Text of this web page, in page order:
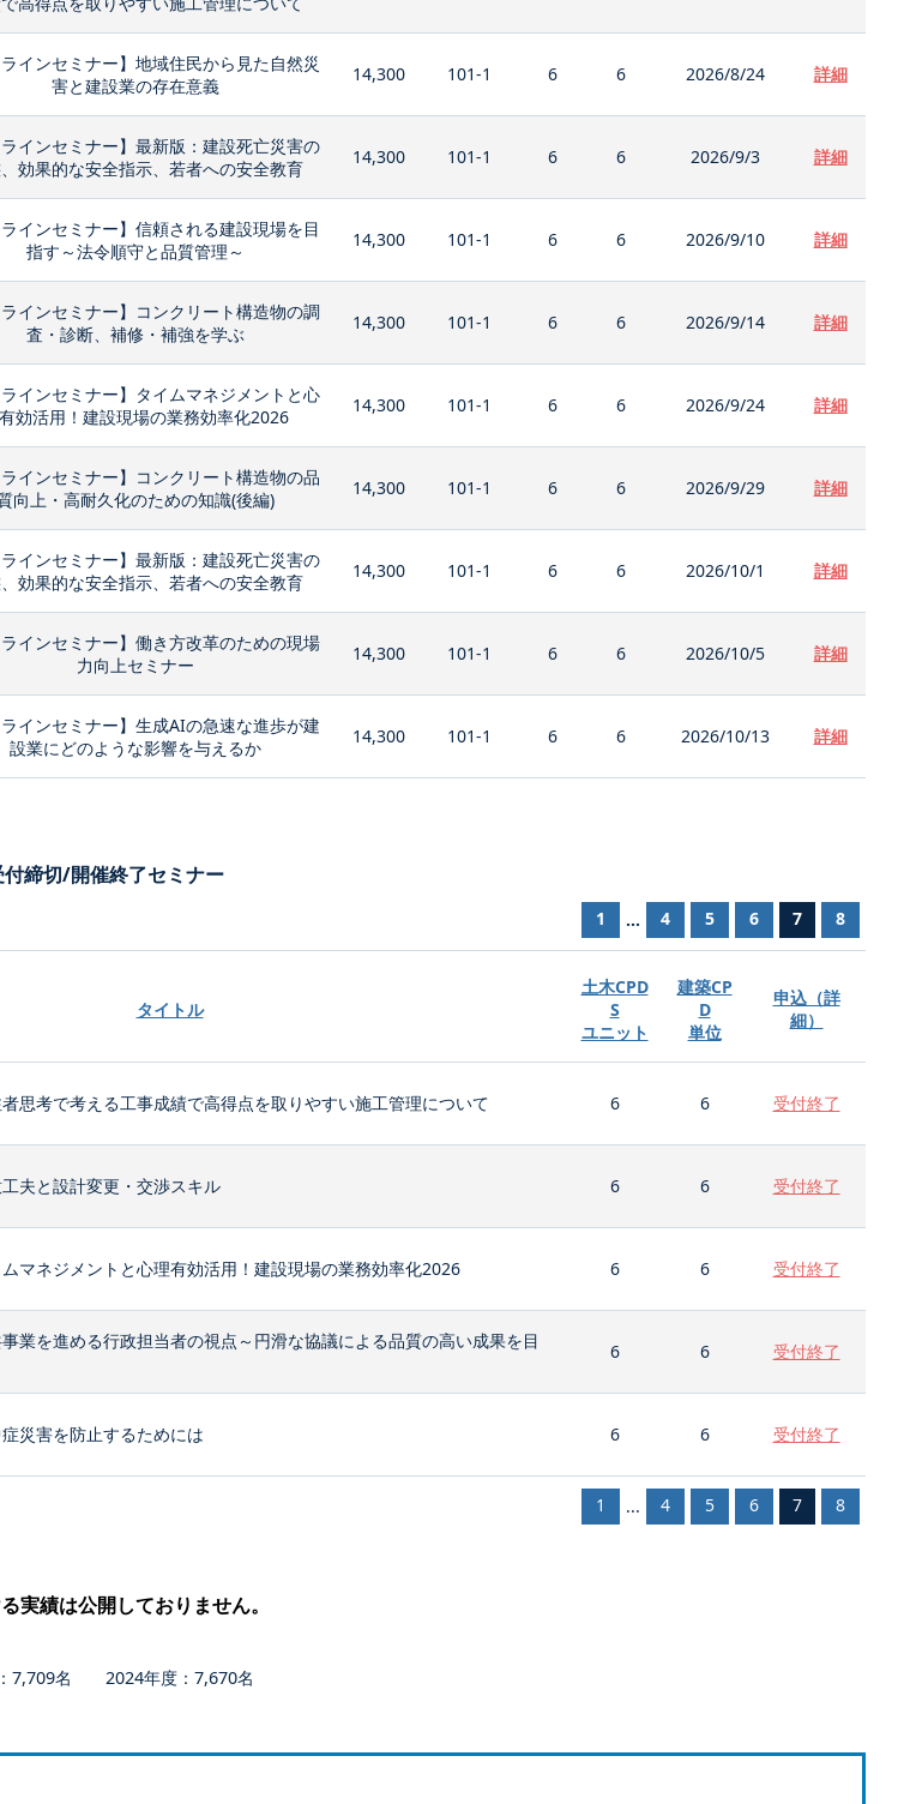
ラインセミナー】地域住民から見た自然災
害と建設業の存在意義
14,300 101-1 6 6 2026/8/24 詳細
ラインセミナー】最新版：建設死亡災害の
効果的な安全指示、若者への安全教育
14,300 101-1 6 6 2026/9/3 詳細
ラインセミナー】信頼される建設現場を目
指す～法令順守と品質管理～
14,300 101-1 6 6 2026/9/10 詳細
ラインセミナー】コンクリート構造物の調
査・診断、補修・補強を学ぶ
14,300 101-1 6 6 2026/9/14 詳細
ラインセミナー】タイムマネジメントと心
効活用！建設現場の業務効率化2026
14,300 101-1 6 6 2026/9/24 詳細
ラインセミナー】コンクリート構造物の品
向上・高耐久化のための知識(後編)
14,300 101-1 6 6 2026/9/29 詳細
ラインセミナー】最新版：建設死亡災害の
効果的な安全指示、若者への安全教育
14,300 101-1 6 6 2026/10/1 詳細
ラインセミナー】働き方改革のための現場
力向上セミナー
14,300 101-1 6 6 2026/10/5 詳細
ラインセミナー】生成AIの急速な進歩が建
設業にどのような影響を与えるか
14,300 101-1 6 6 2026/10/13 詳細
付締切/開催終了セミナー
1 ... 4 5 6 7 8
タイトル
土木CPD
S
ユニット
建築CP
D
単位
申込（詳
細）
者思考で考える工事成績で高得点を取りやすい施工管理について 6 6 受付終了
夫と設計変更・交渉スキル 6 6 受付終了
ムマネジメントと心理有効活用！建設現場の業務効率化2026 6 6 受付終了
事業を進める行政担当者の視点～円滑な協議による品質の高い成果を目
6 6 受付終了
災害を防止するためには 6 6 受付終了
1 ... 4 5 6 7 8
実績は公開しておりません。
名 2024年度：7,670名